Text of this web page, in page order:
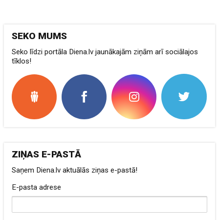
SEKO MUMS
Seko līdzi portāla Diena.lv jaunākajām ziņām arī sociālajos
tīklos!
ZIŅAS E-PASTĀ
Saņem Diena.lv aktuālās ziņas e-pastā!
E-pasta adrese